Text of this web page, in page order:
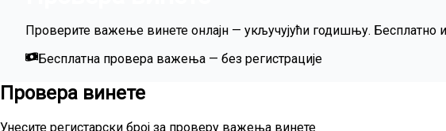
Проверите важење винете онлајн — укључујући годишњу. Бесплатно
Бесплатна провера важења — без регистрације
Провера винете
Унесите регистарски број за проверу важења винете